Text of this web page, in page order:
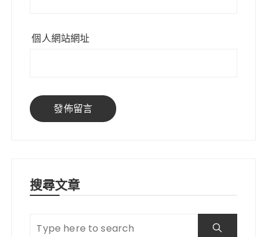
個人網站網址
搜尋文章